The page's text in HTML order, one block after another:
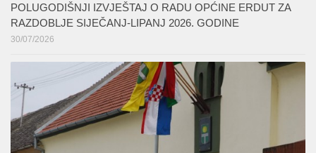
POLUGODIŠNJI IZVJEŠTAJ O RADU OPĆINE ERDUT ZA
RAZDOBLJE SIJEČANJ-LIPANJ 2026. GODINE
30/07/2026